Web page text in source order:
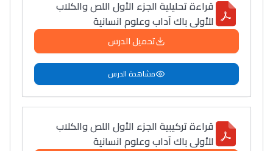
قراءة تحليلية الجزء الأول اللص والكلاب
للأولى باك آداب وعلوم انسانية
تحميل الدرس
مشاهدة الدرس
قراءة تركيبية الجزء الأول اللص والكلاب
للأولى باك آداب وعلوم انسانية